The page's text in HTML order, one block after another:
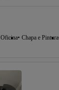
Oficina Chapa e Pintura